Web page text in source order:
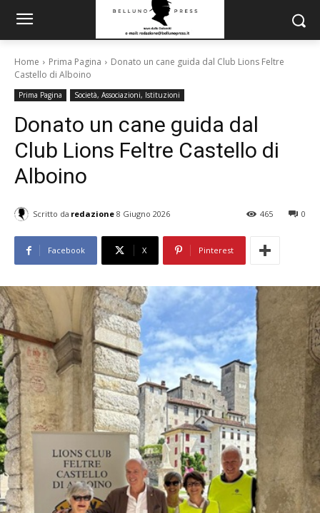
Home Prima Pagina
Donato un cane guida dal Club Lions Feltre
Castello di Alboino
Prima Pagina Società, Associazioni, Istituzioni
Donato un cane guida dal
Club Lions Feltre Castello di
Alboino
Scritto da redazione 8 Giugno 2026 0
465
Facebook X Pinterest